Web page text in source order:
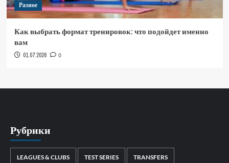
Разное
Как выбрать формат тренировок: что подойдет именно
вам
01.07.2026 0
Рубрики
LEAGUES & CLUBS TEST SERIES TRANSFERS